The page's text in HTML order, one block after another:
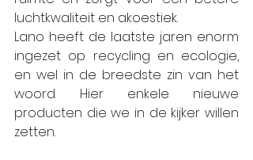
luchtkwaliteit en akoestiek.
Lano heeft de laatste jaren enorm
ingezet op recycling en ecologie,
en wel in de breedste zin van het
woord. Hier enkele nieuwe
producten die we in de kijker willen
zetten.